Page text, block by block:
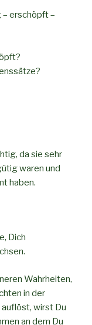
– erschöpft –
da sie sehr
waren und
haben.
Dich
Wahrheiten,
in der
wirst Du
an dem Du